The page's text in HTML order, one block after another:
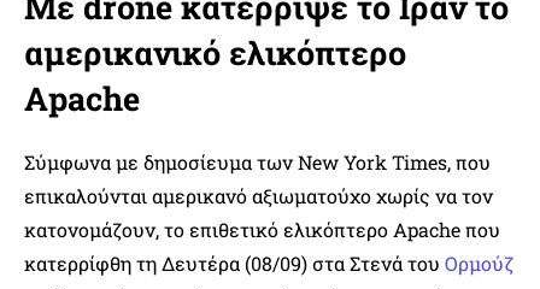
αμερικανικό ελικόπτερο
Apache
Σύμφωνα με δημοσίευμα των New York Times, που
επικαλούνται αμερικανό αξιωματούχο χωρίς να τον
κατονομάζουν, το επιθετικό ελικόπτερο Apache που
κατερρίφθη τη Δευτέρα (08/09) στα Στενά του Ορμούζ